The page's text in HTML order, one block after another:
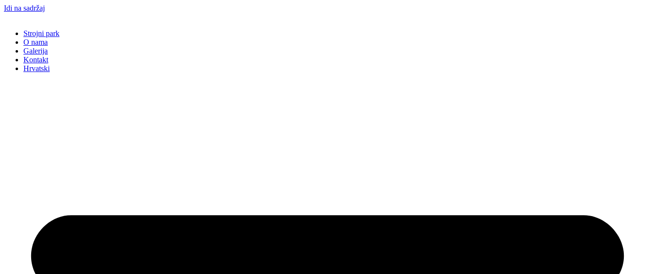
Idi na sadržaj
Strojni park
O nama
Galerija
Kontakt
Hrvatski